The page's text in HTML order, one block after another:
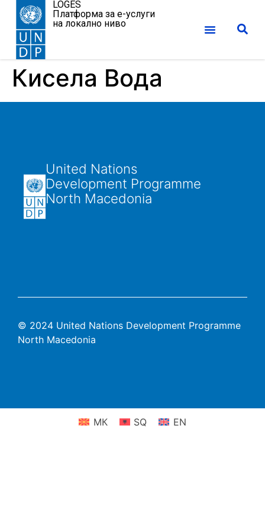
LOGES
Платформа за е-услуги
на локално ниво
Кисела Вода
United Nations
Development Programme
North Macedonia
© 2024 United Nations Development Programme
North Macedonia
МК SQ EN